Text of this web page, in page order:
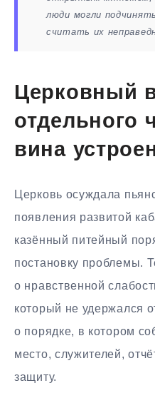
люди могли
считать их
Церковный
отдельного
вина
Церковь осуждала
появления развитой
казённый питейный
постановку проблемы.
о нравственной
который не удержался
о порядке, в котором
место, служителей,
защиту.